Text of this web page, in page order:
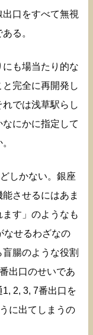
口をすべて無視
る。
も場当たり的な
完全に再開発し
では浅草駅らし
にかに指定して
しかない。銀座
させるにはあま
す」のようなも
なせるわざなの
腸のような役割
出口のせいであ
2, 3, 7番出口を
に出てしまうの